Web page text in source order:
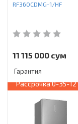
RF360CDMG-1/HF
11 115 000 сум
Гарантия
Рассрочка0-35-12